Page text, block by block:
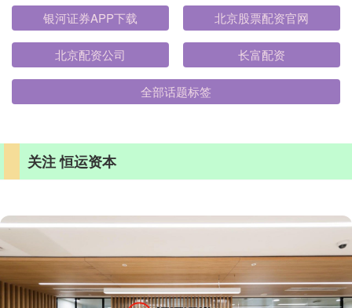
银河证券APP下载 北京股票配资官网
北京配资公司 长富配资
全部话题标签
关注 恒运资本